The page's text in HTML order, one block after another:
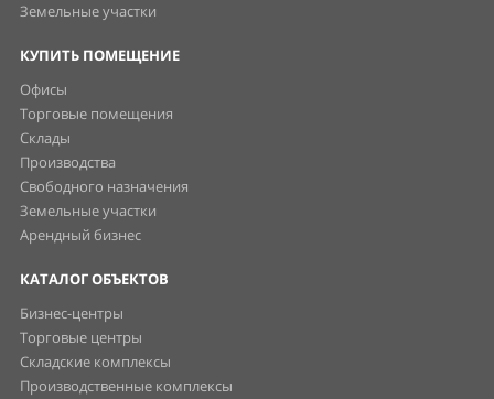
Земельные участки
КУПИТЬ ПОМЕЩЕНИЕ
Офисы
Торговые помещения
Склады
Производства
Свободного назначения
Земельные участки
Арендный бизнес
КАТАЛОГ ОБЪЕКТОВ
Бизнес-центры
Торговые центры
Складские комплексы
Производственные комплексы